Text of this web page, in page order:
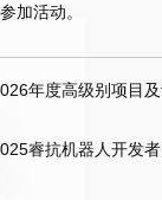
加活动。
年度高级别项目
睿抗机器人开发